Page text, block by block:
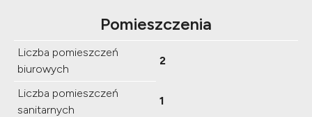
Pomieszczenia
Liczba pomieszczeń
biurowych
2
Liczba pomieszczeń
sanitarnych
1